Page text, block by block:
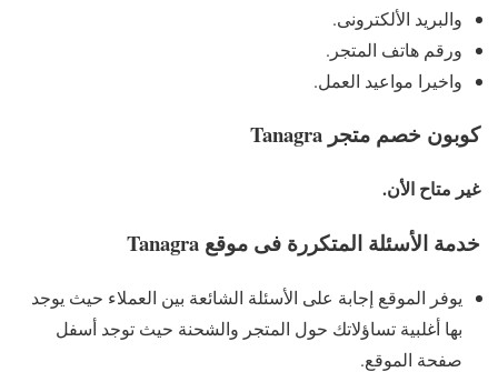
والبريد الألكترونى.
ورقم هاتف المتجر.
واخيرا مواعيد العمل.
كوبون خصم متجر Tanagra
غير متاح الأن.
خدمة الأسئلة المتكررة فى موقع Tanagra
يوفر الموقع إجابة على الأسئلة الشائعة بين العملاء حيث يوجد
بها أغلبية تساؤلاتك حول المتجر والشحنة حيث توجد أسفل
صفحة الموقع.